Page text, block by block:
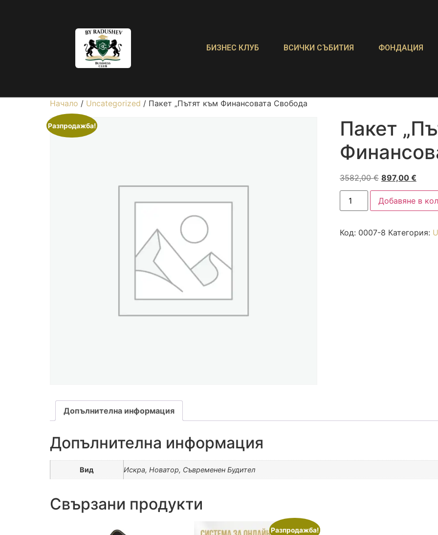
БИЗНЕС КЛУБ ВСИЧКИ СЪБИТИЯ ФОНДАЦИЯ
Начало / Uncategorized / Пакет „Пътят към Финансовата Свобода
Разпродажба!
Пакет
3582,00€ 897,00 €
Добавяне в
Код: 0007-8 Категория:
Допълнителна информация
Допълнителна информация
Вид Искра, Новатор, Съвременен Будител
Свързани продукти
Разпродажба!